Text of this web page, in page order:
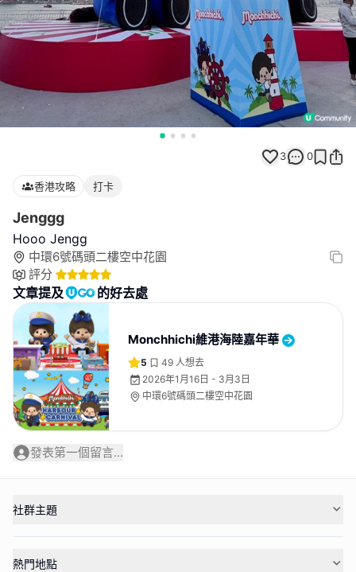
3 0
香港攻略 打卡
Jenggg
Hooo Jengg
中環6號碼頭二樓空中花園
評分
文章提及 的好去處
Monchhichi維港海陸嘉年華
5 49 人想去
2026年1月16日 - 3月3日
中環6號碼頭二樓空中花園
發表第一個留言...
社群主題
熱門地點